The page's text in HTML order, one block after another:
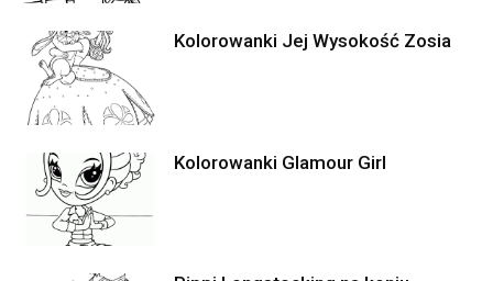
Kolorowanki Jej Wysokość Zosia
Kolorowanki Glamour Girl